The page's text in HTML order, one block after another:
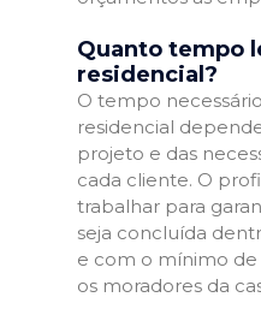
Quanto tempo
residencial?
O tempo
residencial
projeto e das
cada cliente. O
trabalhar para
seja concluída
e com o mínimo
os moradores da